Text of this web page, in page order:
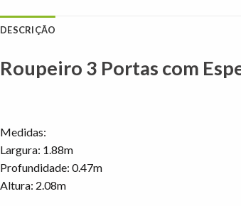
DESCRIÇÃO
Roupeiro 3 Portas com
Medidas:
Largura: 1.88m
Profundidade: 0.47m
Altura: 2.08m